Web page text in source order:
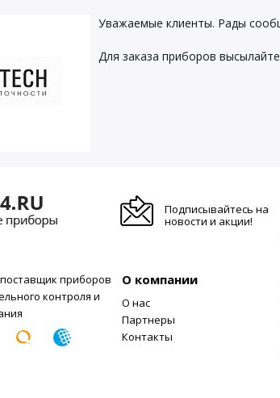
Уважаемые клиенты. Рады
Для заказа приборов
Подписывайтесь на
новости и акции!
приборов
контроля и
О компании
О нас
Партнеры
Контакты